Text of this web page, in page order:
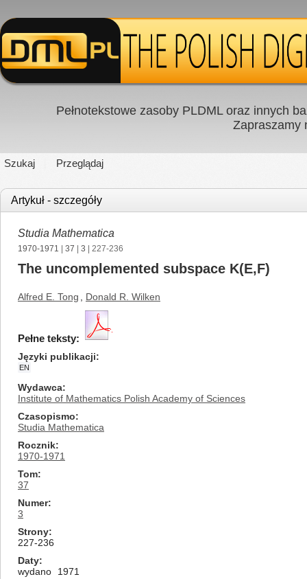
Pełnotekstowe zasoby PLDML oraz innych
Zapraszamy
Szukaj Przeglądaj
Artykuł - szczegóły
Studia Mathematica
1970-1971 37 3 | 227-236
The uncomplemented subspace K(E,F)
Alfred E. Tong Donald R. Wilken
Pełne teksty:
Języki publikacji
EN
Wydawca
Institute of Mathematics Polish Academy of Sciences
Czasopismo
Studia Mathematica
Rocznik
1970-1971
Tom
37
Numer
3
Strony
227-236
Daty
wydano
1971